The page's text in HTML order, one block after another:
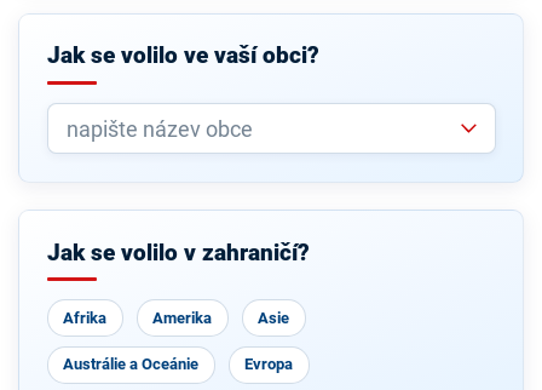
Jak se volilo ve vaší obci?
Jak se volilo v zahraničí?
Afrika Amerika Asie
Austrálie a Oceánie Evropa